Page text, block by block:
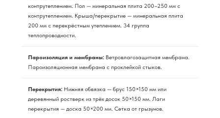
контрутеплением. Пол — минеральная плита 200–250 мм с
контрутеплением. Крыша/перекрытие — минеральная плита
200 мм с перекрёстным утеплением. 34 группа
теплопроводности.
Пароизоляция и мембраны: Ветровлагозащитная мембрана.
Пароизоляционная мембрана с проклейкой стыков.
Перекрытия: Нижняя обвязка — брус 150×150 мм или
деревянный ростверк из трёх досок 50×150 мм. Лаги
перекрытия — доска 50×200 мм. Сетка от грызунов.